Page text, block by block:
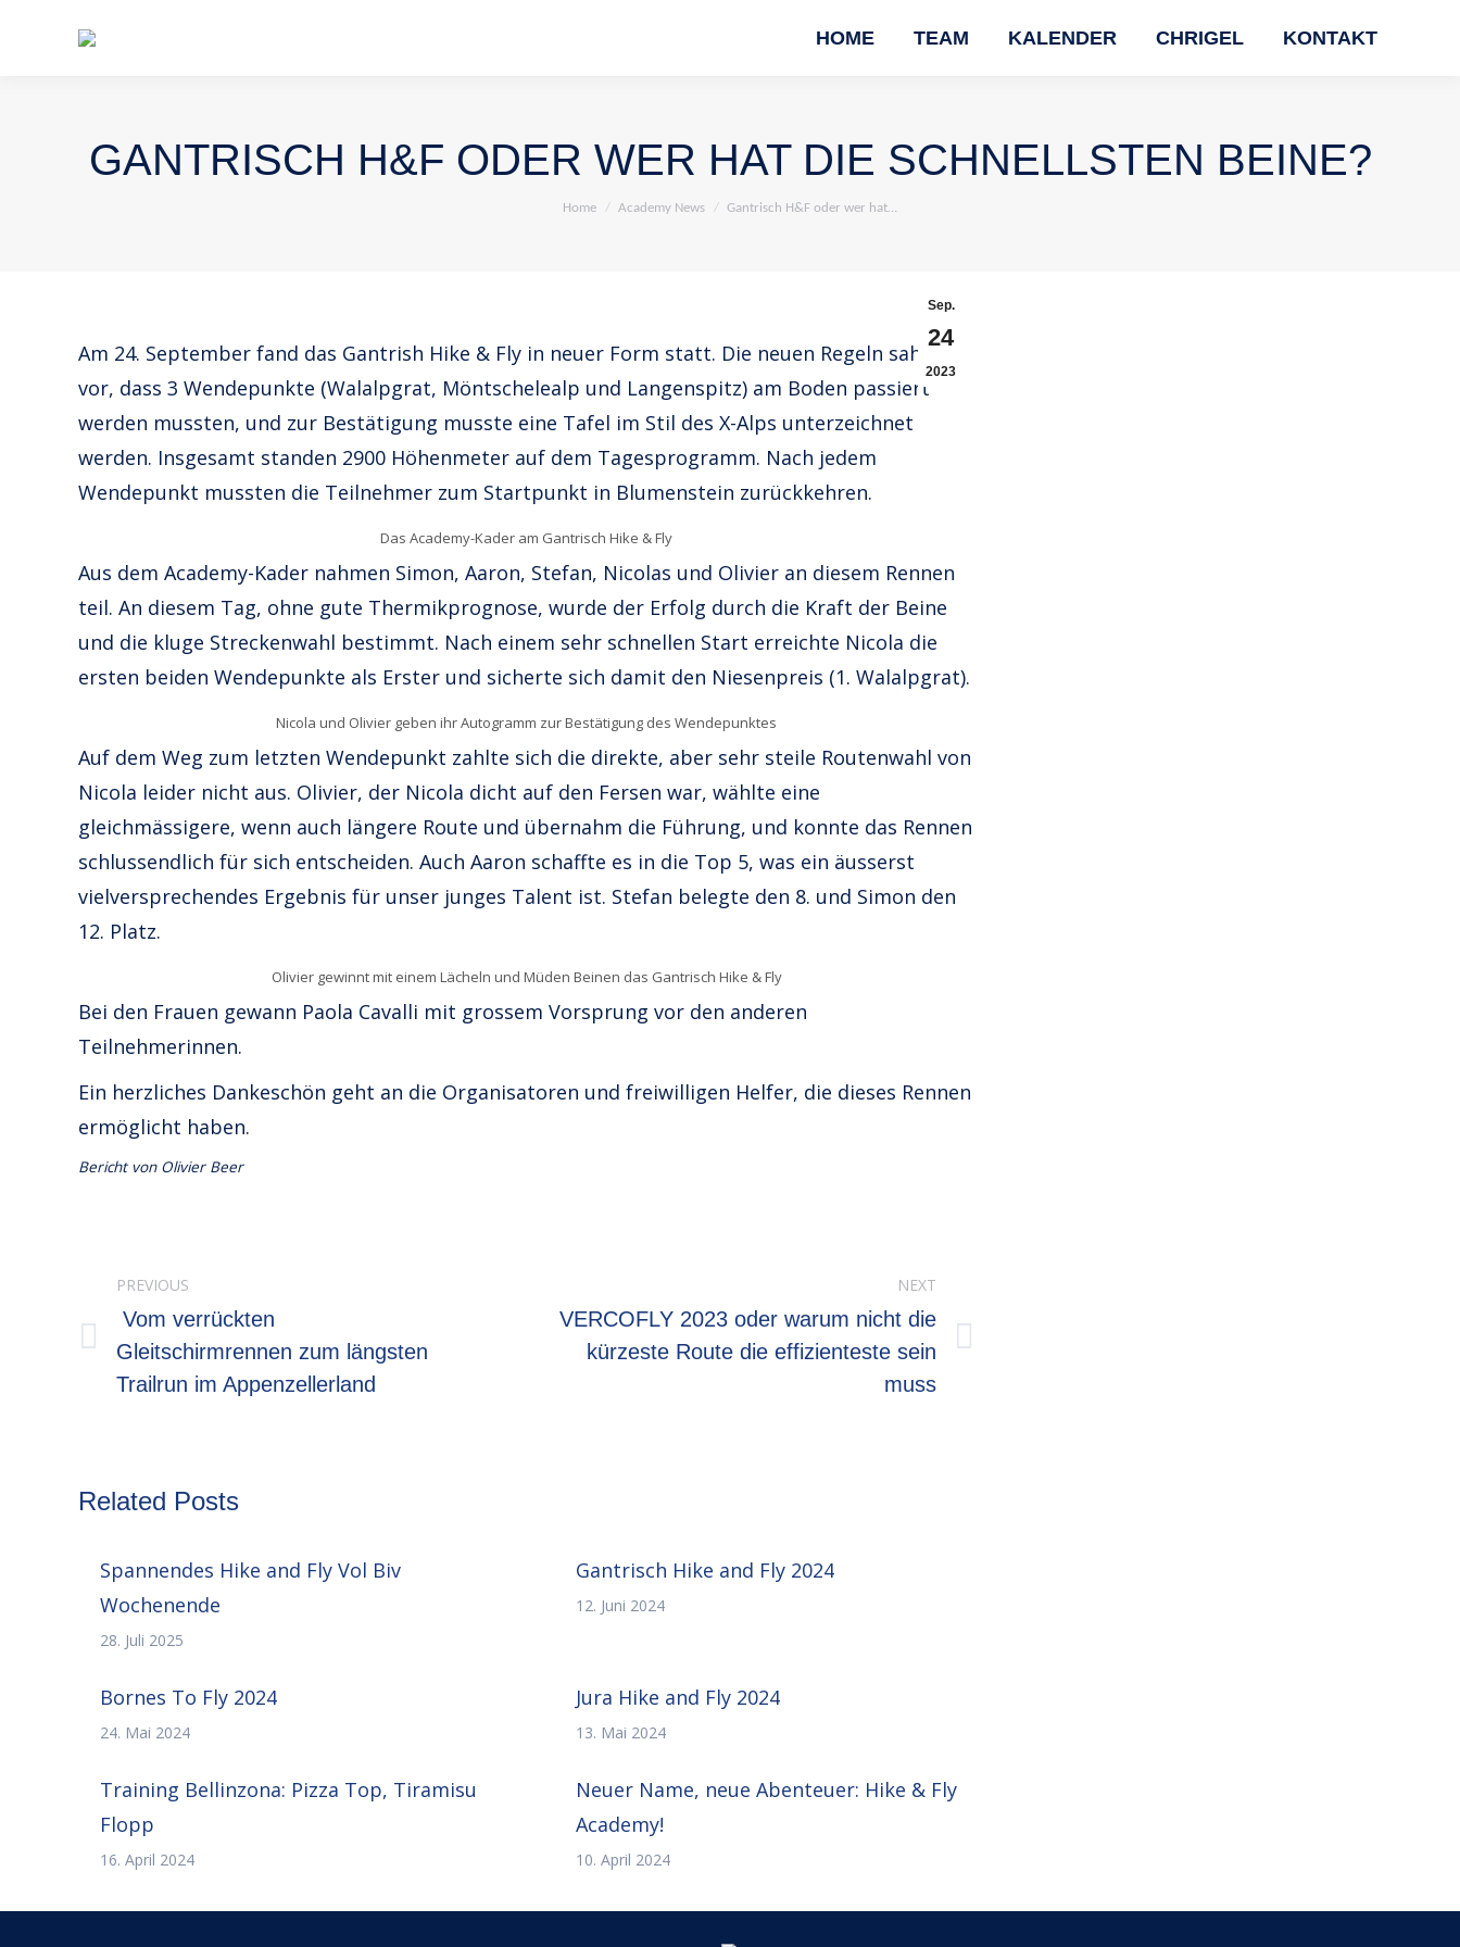
HOME TEAM KALENDER CHRIGEL KONTAKT
GANTRISCH H&F ODER WER HAT DIE SCHNELLSTEN BEINE?
You are here:
Home Academy News Gantrisch H&F oder wer hat…
Sep.
24
2023
Am 24. September fand das Gantrish Hike & Fly in neuer Form statt. Die neuen Regeln sahen
vor, dass 3 Wendepunkte (Walalpgrat, Möntschelealp und Langenspitz) am Boden passiert
werden mussten, und zur Bestätigung musste eine Tafel im Stil des X-Alps unterzeichnet
werden. Insgesamt standen 2900 Höhenmeter auf dem Tagesprogramm. Nach jedem
Wendepunkt mussten die Teilnehmer zum Startpunkt in Blumenstein zurückkehren.
Das Academy-Kader am Gantrisch Hike & Fly
Aus dem Academy-Kader nahmen Simon, Aaron, Stefan, Nicolas und Olivier an diesem Rennen
teil. An diesem Tag, ohne gute Thermikprognose, wurde der Erfolg durch die Kraft der Beine
und die kluge Streckenwahl bestimmt. Nach einem sehr schnellen Start erreichte Nicola die
ersten beiden Wendepunkte als Erster und sicherte sich damit den Niesenpreis (1. Walalpgrat).
Nicola und Olivier geben ihr Autogramm zur Bestätigung des Wendepunktes
Auf dem Weg zum letzten Wendepunkt zahlte sich die direkte, aber sehr steile Routenwahl von
Nicola leider nicht aus. Olivier, der Nicola dicht auf den Fersen war, wählte eine
gleichmässigere, wenn auch längere Route und übernahm die Führung, und konnte das Rennen
schlussendlich für sich entscheiden. Auch Aaron schaffte es in die Top 5, was ein äusserst
vielversprechendes Ergebnis für unser junges Talent ist. Stefan belegte den 8. und Simon den
12. Platz.
Olivier gewinnt mit einem Lächeln und Müden Beinen das Gantrisch Hike & Fly
Bei den Frauen gewann Paola Cavalli mit grossem Vorsprung vor den anderen
Teilnehmerinnen.
Ein herzliches Dankeschön geht an die Organisatoren und freiwilligen Helfer, die dieses Rennen
ermöglicht haben.
Bericht von Olivier Beer
navigation
PREVIOUS
Previous
post:
Vom verrückten
Gleitschirmrennen zum längsten
Trailrun im Appenzellerland
NEXT
Next
VERCOFLY 2023 oder warum nicht die
kürzeste Route die effizienteste sein
muss
Related Posts
Spannendes Hike and Fly Vol Biv
Wochenende
28. Juli 2025
Gantrisch Hike and Fly 2024
12. Juni 2024
Bornes To Fly 2024
24. Mai 2024
Jura Hike and Fly 2024
13. Mai 2024
Training Bellinzona: Pizza Top, Tiramisu
Flopp
16. April 2024
Neuer Name, neue Abenteuer: Hike & Fly
Academy!
10. April 2024